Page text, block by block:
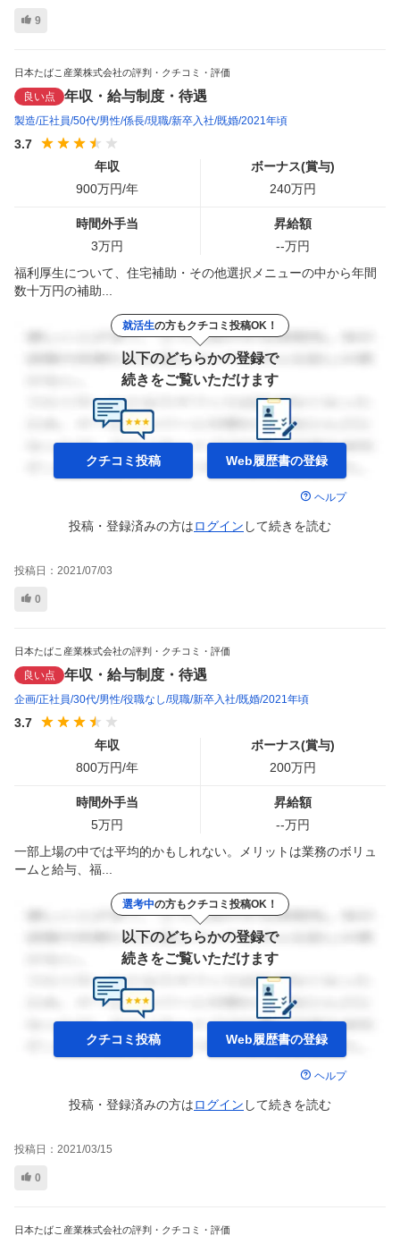
9
日本たばこ産業株式会社の評判・クチコミ・評価
良い点 年収・給与制度・待遇
製造 正社員 50代 男性 係長 現職 新卒入社 既婚 2021年頃
3.7
年収
900万円/年
ボーナス(賞与)
240万円
時間外手当
3万円
昇給額
--万円
福利厚生について、住宅補助・その他選択メニューの中から年間
数十万円の補助...
就活生の方もクチコミ投稿OK！
以下のどちらかの登録で
続きをご覧いただけます
クチコミ投稿 Web履歴書の登録
ヘルプ
投稿・登録済みの方はログイン して続きを読む
投稿日： 2021/07/03
0
日本たばこ産業株式会社の評判・クチコミ・評価
良い点 年収・給与制度・待遇
企画 正社員 30代 男性 役職なし 現職 新卒入社 既婚 2021年頃
3.7
年収
800万円/年
ボーナス(賞与)
200万円
時間外手当
5万円
昇給額
--万円
一部上場の中では平均的かもしれない。メリットは業務のボリュ
ームと給与、福...
選考中の方もクチコミ投稿OK！
以下のどちらかの登録で
続きをご覧いただけます
クチコミ投稿 Web履歴書の登録
ヘルプ
投稿・登録済みの方はログイン して続きを読む
投稿日： 2021/03/15
0
日本たばこ産業株式会社の評判・クチコミ・評価